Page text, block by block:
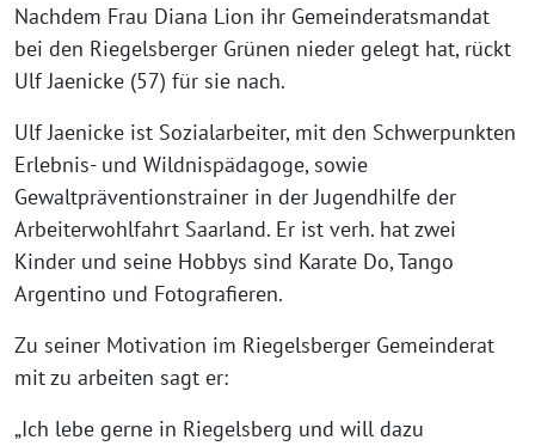
Nachdem Frau Diana Lion ihr Gemeinderatsmandat
bei den Riegelsberger Grünen nieder gelegt hat, rückt
Ulf Jaenicke (57) für sie nach.
Ulf Jaenicke ist Sozialarbeiter, mit den Schwerpunkten
Erlebnis- und Wildnispädagoge, sowie
Gewaltpräventionstrainer in der Jugendhilfe der
Arbeiterwohlfahrt Saarland. Er ist verh. hat zwei
Kinder und seine Hobbys sind Karate Do, Tango
Argentino und Fotografieren.
Zu seiner Motivation im Riegelsberger Gemeinderat
mit zu arbeiten sagt er:
„Ich lebe gerne in Riegelsberg und will dazu